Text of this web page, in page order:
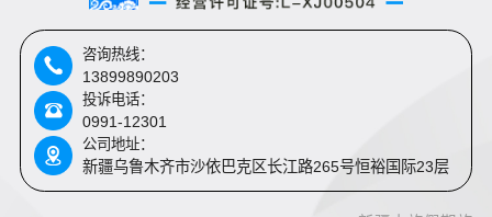
咨询热线：
13899890203
投诉电话：
0991-12301
公司地址：
新疆乌鲁木齐市沙依巴克区长江路265号恒裕国际23层